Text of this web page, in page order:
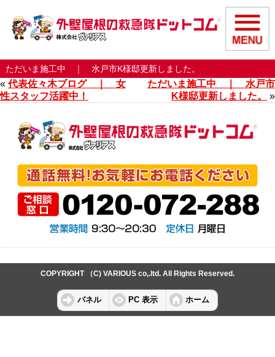
ただいま施工中 ｜ 水戸市K様邸更新しました。
«代表佐々木ブログ ｜ 女
性スタッフ活躍中！
ただいま施工中 ｜ 水戸市
K様邸更新しました。
»
COPYRIGHT （C) VARIOUS co,.ltd. All Rights Reserved.
パネル PC 表示 ホーム